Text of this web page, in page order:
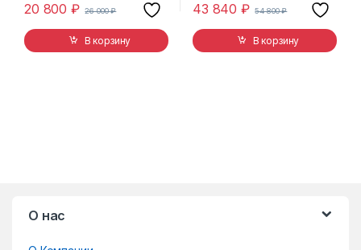
20 800₽ 26 000₽
В корзину
43 840₽ 54 800₽
В корзину
О нас